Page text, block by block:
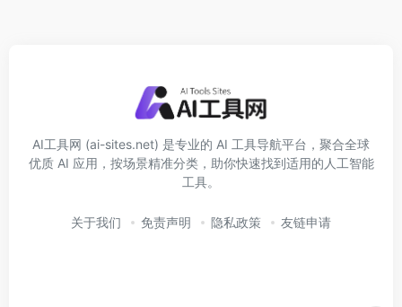
AI工具网 (ai-sites.net) 是专业的 AI 工具导航平台，聚合全球
优质 AI 应用，按场景精准分类，助你快速找到适用的人工智能
工具。
关于我们 免责声明 隐私政策 友链申请